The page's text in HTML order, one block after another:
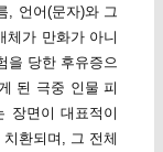
, 언어(문자)와 그
체가 만화가 아니
을 당한 후유증으
된 극중 인물 피
장면이 대표적이
환되며, 그 전체